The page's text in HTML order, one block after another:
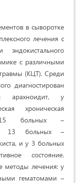
в сыворотке
лечения с
с различными
(КЦТ). Среди
диагностирован
арахноидит, у
хроническая
15 больных –
у 13 больных –
и у 3 больных
состояние.
методы лечения: у
гематомами –